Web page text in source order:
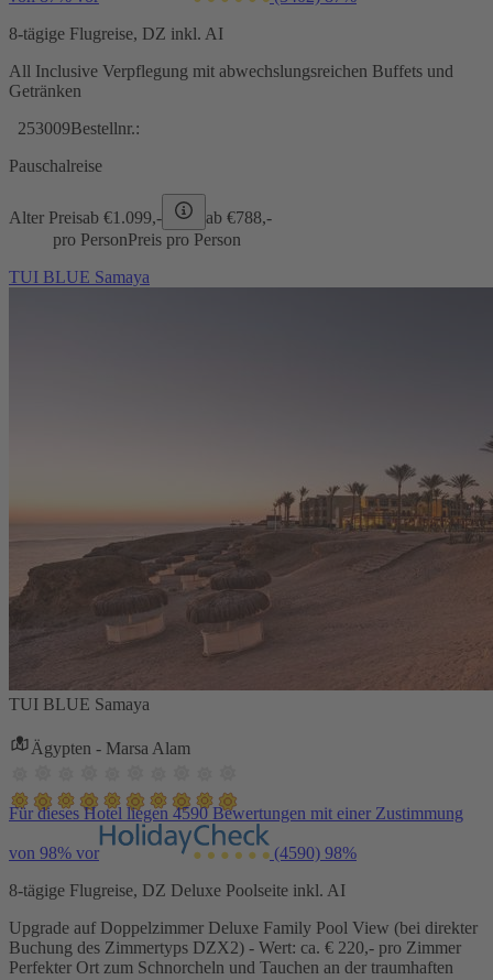
8-tägige Flugreise, DZ inkl. AI
All Inclusive Verpflegung mit abwechslungsreichen Buffets und
Getränken
253009Bestellnr.:
Pauschalreise
Alter Preisab €1.099,- ab €788,-
pro PersonPreis pro Person
TUI BLUE Samaya
TUI BLUE Samaya
Ägypten - Marsa Alam
Für dieses Hotel liegen 4590 Bewertungen mit einer Zustimmung
von 98% vor (4590) 98%
8-tägige Flugreise, DZ Deluxe Poolseite inkl. AI
Upgrade auf Doppelzimmer Deluxe Family Pool View (bei direkter
Buchung des Zimmertyps DZX2) - Wert: ca. € 220,- pro Zimmer
Perfekter Ort zum Schnorcheln und Tauchen an der traumhaften